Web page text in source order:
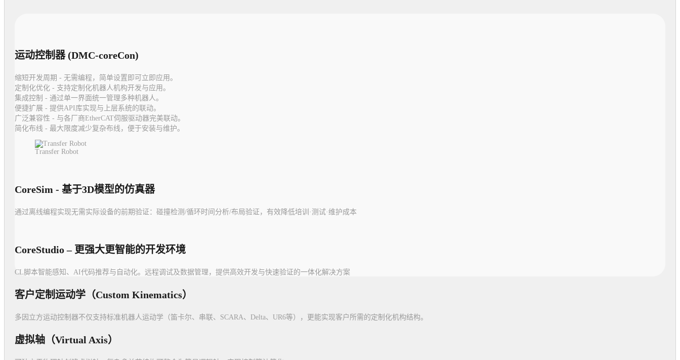
运动控制器 (DMC-coreCon)
缩短开发周期 - 无需编程，简单设置即可立即应用。
定制化优化 - 支持定制化机器人机构开发与应用。
集成控制 - 通过单一界面统一管理多种机器人。
便捷扩展 - 提供API库实现与上层系统的联动。
广泛兼容性 - 与各厂商EtherCAT伺服驱动器完美联动。
简化布线 - 最大限度减少复杂布线，便于安装与维护。
Transfer Robot
CoreSim - 基于3D模型的仿真器
通过离线编程实现无需实际设备的前期验证：碰撞检测/循环时间分析/布局验证，有效降低培训·测试·维护成本
CoreStudio – 更强大更智能的开发环境
CL脚本智能感知、AI代码推荐与自动化。远程调试及数据管理，提供高效开发与快速验证的一体化解决方案
客户定制运动学（Custom Kinematics）
多因立方运动控制器不仅支持标准机器人运动学（笛卡尔、串联、SCARA、Delta、UR6等），更能实现客户所需的定制化机构结构。
虚拟轴（Virtual Axis）